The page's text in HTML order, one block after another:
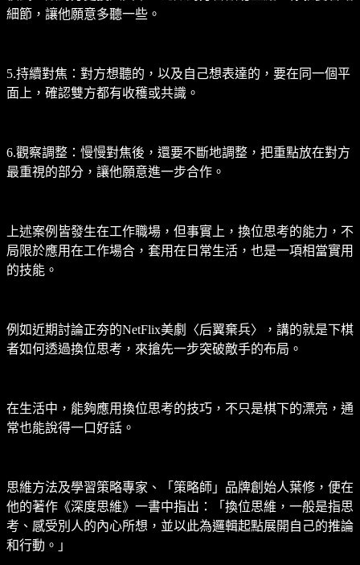
細節，讓他願意多聽一些。
5.持續對焦：對方想聽的，以及自己想表達的，要在同一個平
面上，確認雙方都有收穫或共識。
6.觀察調整：慢慢對焦後，還要不斷地調整，把重點放在對方
最重視的部分，讓他願意進一步合作。
上述案例皆發生在工作職場，但事實上，換位思考的能力，不
局限於應用在工作場合，套用在日常生活，也是一項相當實用
的技能。
例如近期討論正夯的NetFlix美劇〈后翼棄兵〉，講的就是下棋
者如何透過換位思考，來搶先一步突破敵手的布局。
在生活中，能夠應用換位思考的技巧，不只是棋下的漂亮，通
常也能說得一口好話。
思維方法及學習策略專家、「策略師」品牌創始人葉修，便在
他的著作《深度思維》一書中指出：「換位思維，一般是指思
考、感受別人的內心所想，並以此為邏輯起點展開自己的推論
和行動。」